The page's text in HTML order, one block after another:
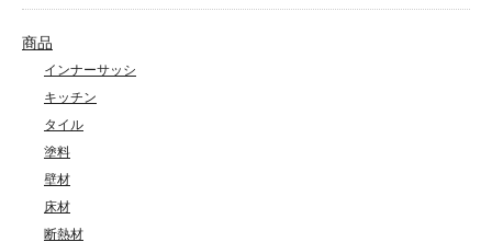
商品
インナーサッシ
キッチン
タイル
塗料
壁材
床材
断熱材